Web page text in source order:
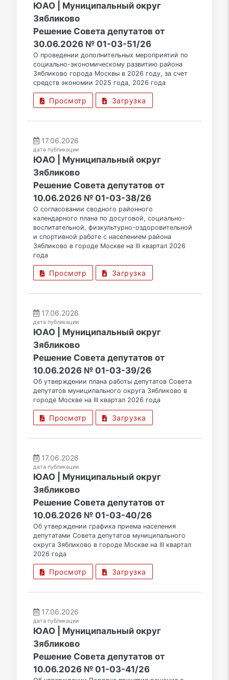
ЮАО | Муниципальный округ
Зябликово
Решение Совета депутатов от
30.06.2026 № 01-03-51/26
О проведении дополнительных мероприятий по
социально-экономическому развитию района
Зябликово города Москвы в 2026 году, за счет
средств экономии 2025 года, 2026 года
Просмотр Загрузка
17.06.2026
дата публикации
ЮАО | Муниципальный округ
Зябликово
Решение Совета депутатов от
10.06.2026 № 01-03-38/26
О согласовании сводного районного
календарного плана по досуговой, социально-
воспитательной, физкультурно-оздоровительной
и спортивной работе с населением района
Зябликово в городе Москве на III квартал 2026
года
Просмотр Загрузка
17.06.2026
дата публикации
ЮАО | Муниципальный округ
Зябликово
Решение Совета депутатов от
10.06.2026 № 01-03-39/26
Об утверждении плана работы депутатов Совета
депутатов муниципального округа Зябликово в
городе Москве на III квартал 2026 года
Просмотр Загрузка
17.06.2026
дата публикации
ЮАО | Муниципальный округ
Зябликово
Решение Совета депутатов от
10.06.2026 № 01-03-40/26
Об утверждении графика приема населения
депутатами Совета депутатов муниципального
округа Зябликово в городе Москве на III квартал
2026 года
Просмотр Загрузка
17.06.2026
дата публикации
ЮАО | Муниципальный округ
Зябликово
Решение Совета депутатов от
10.06.2026 № 01-03-41/26